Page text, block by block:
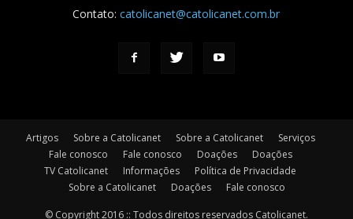
Contato:catolicanet@catolicanet.com.br
Artigos Sobre a Catolicanet Sobre a Catolicanet
Serviços
Fale conosco
Fale conosco Doações
Doações
TV Catolicanet
Informações
Política de Privacidade
Sobre a Catolicanet
Doações Fale conosco
© Copyright 2016 :: Todos direitos reservados Catolicanet.